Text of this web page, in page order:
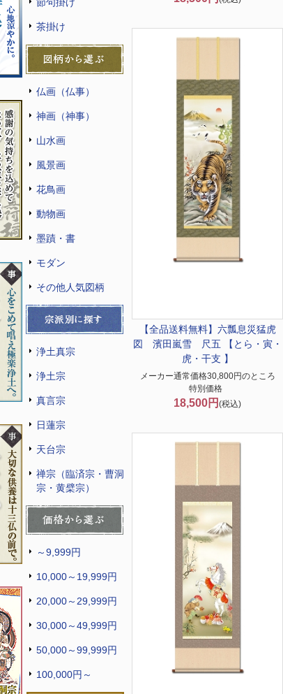
茶掛け
仏画（仏事）
神画（神事）
山水画
風景画
花鳥画
動物画
墨蹟・書
モダン
その他人気図柄
浄土真宗
浄土宗
真言宗
日蓮宗
天台宗
禅宗（臨済宗・曹洞
宗・黄檗宗）
～9,999円
10,000～19,999円
20,000～29,999円
30,000～49,999円
50,000～99,999円
100,000円～
【全品送料無料】 六瓢息災猛虎
図 濱田嵐雪 尺五 【とら・寅・
虎・干支 】
メーカー通常価格30,800円のところ
特別価格
18,500円 (税込)